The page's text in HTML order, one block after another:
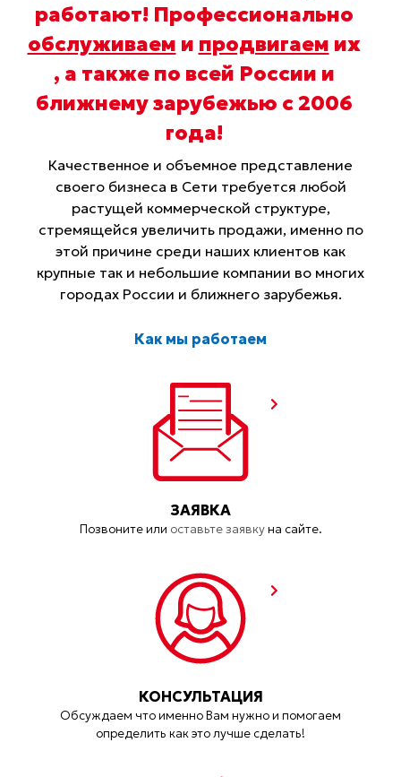
работают! Профессионально
обслуживаем и продвигаем их
, а также по всей России и
ближнему зарубежью с 2006
года!
Качественное и объемное представление
своего бизнеса в Сети требуется любой
растущей коммерческой структуре,
стремящейся увеличить продажи, именно по
этой причине среди наших клиентов как
крупные так и небольшие компании во многих
городах России и ближнего зарубежья.
Как мы работаем
ЗАЯВКА
Позвоните или оставьте заявкуна сайте.
КОНСУЛЬТАЦИЯ
Обсуждаем что именно Вам нужно и помогаем
определить как это лучше сделать!